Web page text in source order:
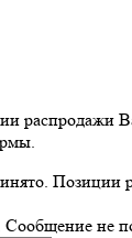
распродажи
Позиции
не